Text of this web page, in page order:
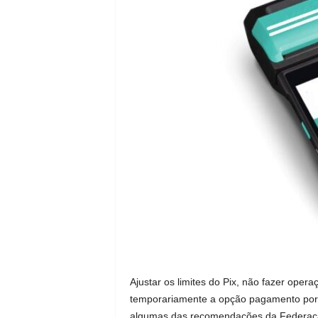
Ajustar os limites do Pix, não fazer
temporariamente a opção pagamento